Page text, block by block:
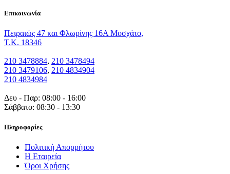
Eπικοινωνία
Πειραιώς 47 και Φλωρίνης 16Α Μοσχάτο,
T.K. 18346
210 3478884, 210 3478494
210 3479106, 210 4834904
210 4834984
Δευ - Παρ: 08:00 - 16:00
Σάββατο: 08:30 - 13:30
Πληροφορίες
Πολιτική Απορρήτου
Η Εταιρεία
Όροι Χρήσης